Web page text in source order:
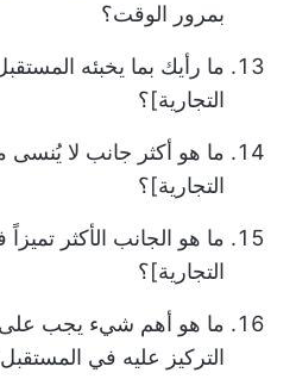
بمرور الوقت؟
ما رأيك بما يخبئه
التجارية]؟
ما هو أكثر جانب لا يُنسى
التجارية]؟
ما هو الجانب الأكثر
التجارية]؟
ما هو أهم شيء يجب على
التركيز عليه في